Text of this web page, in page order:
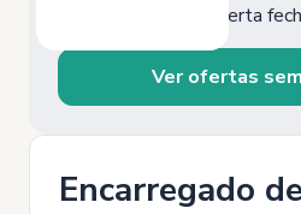
Oferta
Ver ofertas
Encarregado de